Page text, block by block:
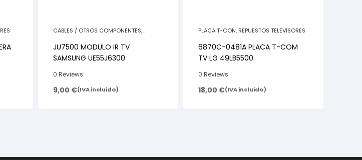
CABLES / OTROS COMPONENTES,
JU7500 MODULO IR TV
SAMSUNG UE55J6300
0 Reviews
9,00 €(IVA incluido)
PLACA T-CON, REPUESTOS TELEVISORES
6870C-0481A PLACA T-COM
TV LG 49LB5500
0 Reviews
18,00 €(IVA incluido)